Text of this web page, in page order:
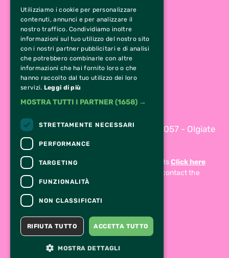
CONTACTS
0331 629 484
349 13 80 229
Via San Francesco D’Assisi 19/21, 21057 - Olgiate
Olona (VA)
For information and support in purchasing ticketsClick here
For information on the program and the event, contact the
organizer.
Accessibility statement
Utilizziamo i cookie per personalizzare
contenuti, annunci e per analizzare il
nostro traffico. Condividiamo inoltre
informazioni sul tuo utilizzo del nostro sito
con i nostri partner pubblicitari e di analisi
che potrebbero combinarle con altre
informazioni che hai fornito loro o che
hanno raccolto dal tuo utilizzo dei loro
servizi. Leggi di più
MOSTRA TUTTI I PARTNER (1658) →
STRETTAMENTE NECESSARI
PERFORMANCE
TARGETING
FUNZIONALITÀ
NON CLASSIFICATI
ACCETTA TUTTO
RIFIUTA TUTTO
MOSTRA DETTAGLI